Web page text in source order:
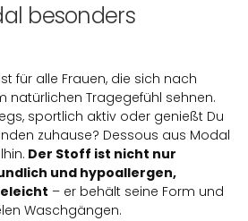
besonders
für alle Frauen, die sich nach
natürlichen Tragegefühl sehnen.
sportlich aktiv oder genießt Du
zuhause? Dessous aus Modal
Der Stoff ist nicht nur
und hypoallergen,
– er behält seine Form und
Waschgängen.